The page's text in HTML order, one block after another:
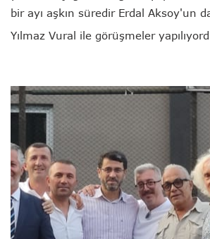
bir ayı aşkın süredir Erdal Aksoy'un
Yılmaz Vural ile görüşmeler